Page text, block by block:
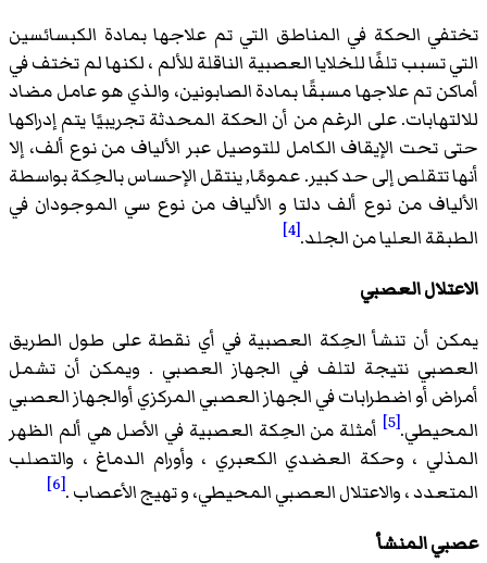
تختفي الحكة في المناطق التي تم علاجها بمادة الكبسائسين
التي تسبب تلفًا للخلايا العصبية الناقلة للألم ، لكنها لم تختف في
أماكن تم علاجها مسبقًا بمادة الصابونين، والذي هو عامل مضاد
للالتهابات. على الرغم من أن الحكة المحدثة تجريبيًا يتم إدراكها
حتى تحت الإيقاف الكامل للتوصيل عبر الألياف من نوع ألف، إلا
أنها تتقلص إلى حد كبير. عمومًا, ينتقل الإحساس بالحِكة بواسطة
الألياف من نوع ألف دلتا و الألياف من نوع سي الموجودان في
الطبقة العليا من الجلد.[4]
الاعتلال العصبي
يمكن أن تنشأ الحِكة العصبية في أي نقطة على طول الطريق
العصبي نتيجة لتلف في الجهاز العصبي . ويمكن أن تشمل
أمراض أو اضطرابات في الجهاز العصبي المركزي أوالجهاز العصبي
المحيطي.[5] أمثلة من الحِكة العصبية في الأصل هي ألم الظهر
المذلي ، وحكة العضدي الكعبري ، وأورام الدماغ ، والتصلب
المتعدد ، والاعتلال العصبي المحيطي، و تهيج الأعصاب .[6]
عصبي المنشأ